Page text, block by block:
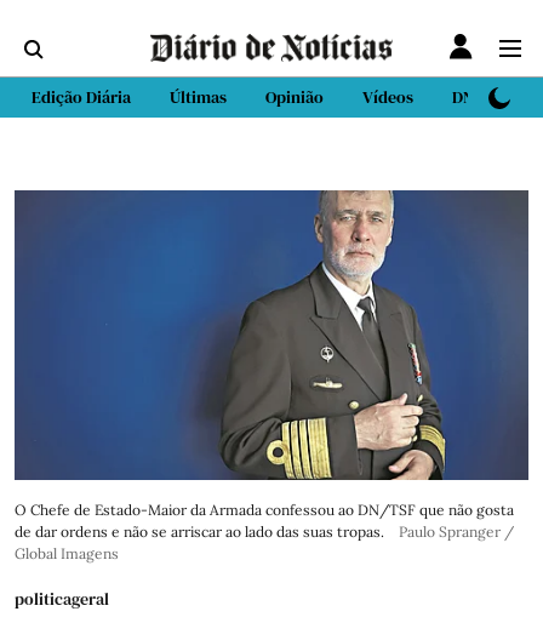
Edição Diária Últimas Opinião Vídeos DN Sport
O Chefe de Estado-Maior da Armada confessou ao DN/TSF que não gosta
de dar ordens e não se arriscar ao lado das suas tropas.
Paulo Spranger /
Global Imagens
politicageral